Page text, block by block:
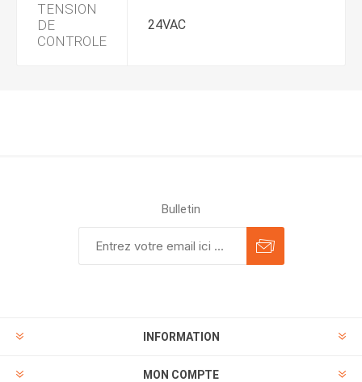
TENSION
DE
CONTROLE
24VAC
Bulletin
INFORMATION
MON COMPTE